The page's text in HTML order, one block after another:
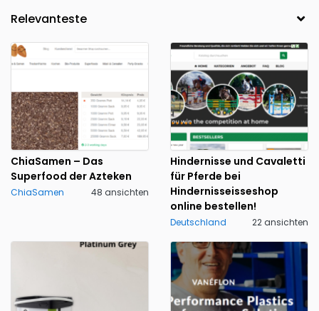
ChiaSamen – Das
Superfood der Azteken
ChiaSamen 48 ansichten
Hindernisse und Cavaletti
für Pferde bei
Hindernisseisseshop
online bestellen!
Deutschland 22 ansichten